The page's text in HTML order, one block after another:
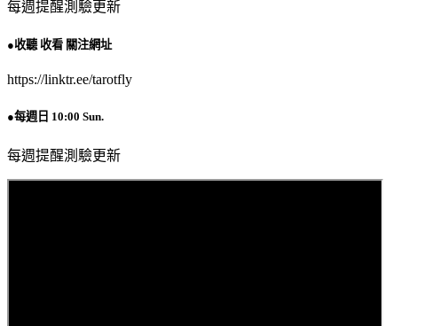
每週提醒測驗更新
●收聽 收看 關注網址
https://linktr.ee/tarotfly
●每週日 10:00 Sun.
每週提醒測驗更新